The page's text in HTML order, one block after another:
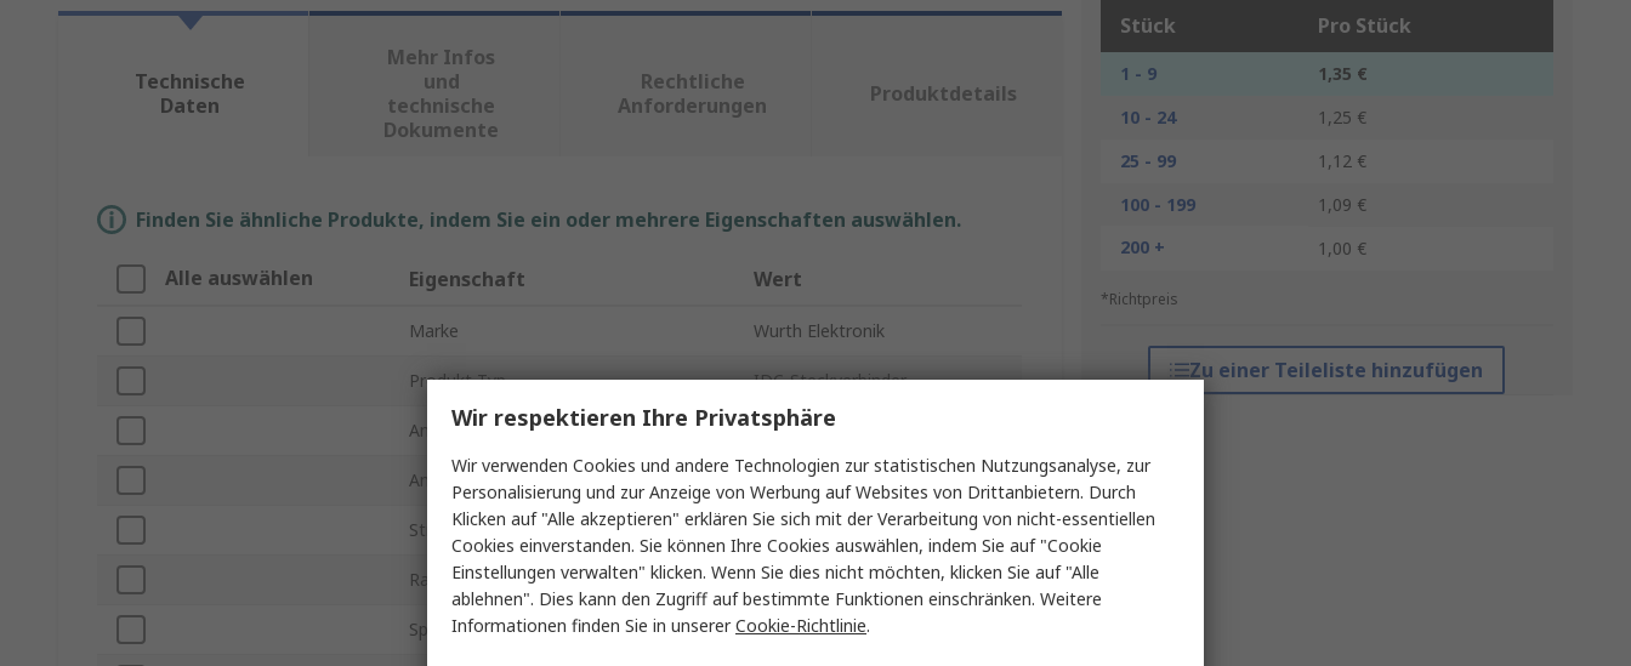
Stück Pro Stück
1 - 9
1,35 €
10 - 24
1,25 €
25 - 99
1,12 €
100 - 199
1,09 €
200 +
1,00 €
*Richtpreis
Zu einer Teileliste hinzufügen
Technische
Daten
Mehr Infos
und
technische
Dokumente
Rechtliche
Anforderungen
Produktdetails
Finden Sie ähnliche Produkte, indem Sie ein oder mehrere Eigenschaften auswählen.
Alle auswählen Eigenschaft Wert
Marke Wurth Elektronik
Produkt Typ IDC-Steckverbinder
Anzahl der Kontakte 34
Anzahl der Reihen
Stromstärke 1A
Rastermaß 2.54mm
Spannung 250V ac
Wir respektieren Ihre Privatsphäre
Wir verwenden Cookies und andere Technologien zur statistischen Nutzungsanalyse, zur
Personalisierung und zur Anzeige von Werbung auf Websites von Drittanbietern. Durch
Klicken auf "Alle akzeptieren" erklären Sie sich mit der Verarbeitung von nicht-essentiellen
Cookies einverstanden. Sie können Ihre Cookies auswählen, indem Sie auf "Cookie
Einstellungen verwalten" klicken. Wenn Sie dies nicht möchten, klicken Sie auf "Alle
ablehnen". Dies kann den Zugriff auf bestimmte Funktionen einschränken. Weitere
Informationen finden Sie in unsererCookie-Richtlinie.